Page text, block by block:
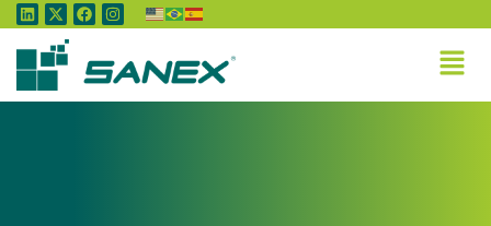
Home » Avicultura »
Custos de produção de suínos e de frangos de corte
acumulam altas em 2019